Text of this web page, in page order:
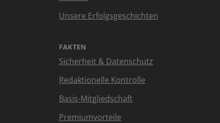
Unsere Erfolgsgeschichten
FAKTEN
Sicherheit & Datenschutz
Redaktionelle Kontrolle
Basis-Mitgliedschaft
Premiumvorteile